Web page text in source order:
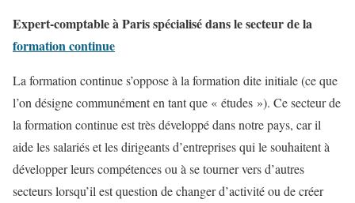
Expert-comptable à Paris spécialisé dans le secteur de la
formation continue
La formation continue s’oppose à la formation dite initiale (ce que
l’on désigne communément en tant que « études »). Ce secteur de
la formation continue est très développé dans notre pays, car il
aide les salariés et les dirigeants d’entreprises qui le souhaitent à
développer leurs compétences ou à se tourner vers d’autres
secteurs lorsqu’il est question de changer d’activité ou de créer